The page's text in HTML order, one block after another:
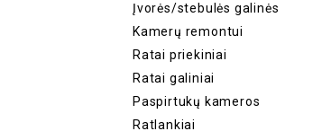
Įvorės/stebulės galinės
Kamerų remontui
Ratai priekiniai
Ratai galiniai
Paspirtukų kameros
Ratlankiai